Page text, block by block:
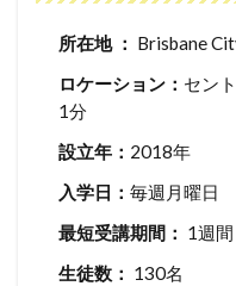
所在地 ： Brisbane
ロケーション： セン
1分
設立年： 2018年
入学日： 毎週月曜日
最短受講期間： 1週間
生徒数： 130名